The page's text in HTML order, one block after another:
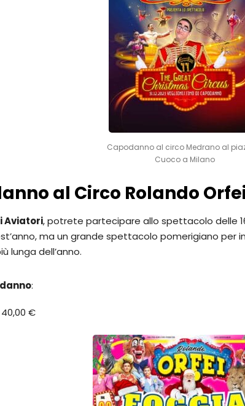
Capodanno al circo Medrano al
Cuoco a Milano
al Circo Rolando
Aviatori, potrete partecipare allo spettacolo delle
ma un grande spettacolo pomerigiano per
lunga dell’anno.
:
40,00 €